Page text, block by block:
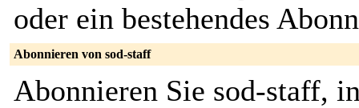
oder ein bestehendes
Abonnieren von sod-staff
Abonnieren Sie sod-staff,